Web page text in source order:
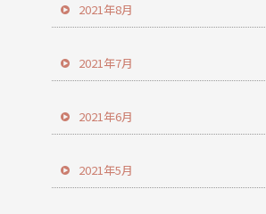
2021年8月
2021年7月
2021年6月
2021年5月